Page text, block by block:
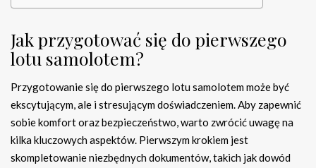
Jak przygotować się do pierwszego
lotu samolotem?
Przygotowanie się do pierwszego lotu samolotem może być
ekscytującym, ale i stresującym doświadczeniem. Aby zapewnić
sobie komfort oraz bezpieczeństwo, warto zwrócić uwagę na
kilka kluczowych aspektów. Pierwszym krokiem jest
skompletowanie niezbędnych dokumentów, takich jak dowód